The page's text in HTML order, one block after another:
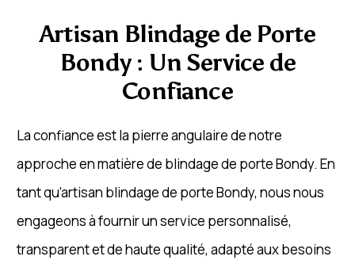
Artisan Blindage de Porte
Bondy : Un Service de
Confiance
La confiance est la pierre angulaire de notre
approche en matière de blindage de porte Bondy. En
tant qu’artisan blindage de porte Bondy, nous nous
engageons à fournir un service personnalisé,
transparent et de haute qualité, adapté aux besoins